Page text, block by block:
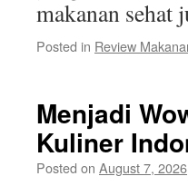
makanan sehat
Posted in Review
Menjadi
Kuliner
Posted on August 7, 2026